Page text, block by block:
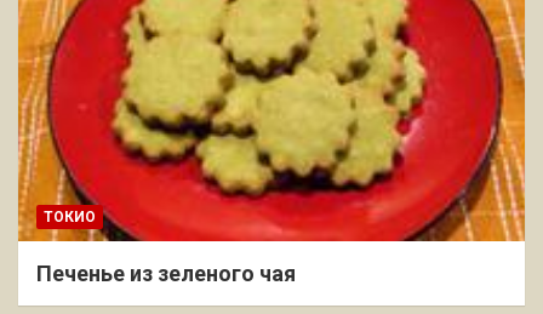
ТОКИО
Печенье из зеленого чая